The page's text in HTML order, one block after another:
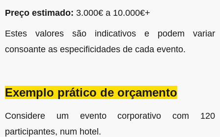
Preço estimado: 3.000€ a 10.000€+
Estes valores são indicativos e podem variar
consoante as especificidades de cada evento.
Exemplo prático de orçamento
Considere um evento corporativo com 120
participantes, num hotel.